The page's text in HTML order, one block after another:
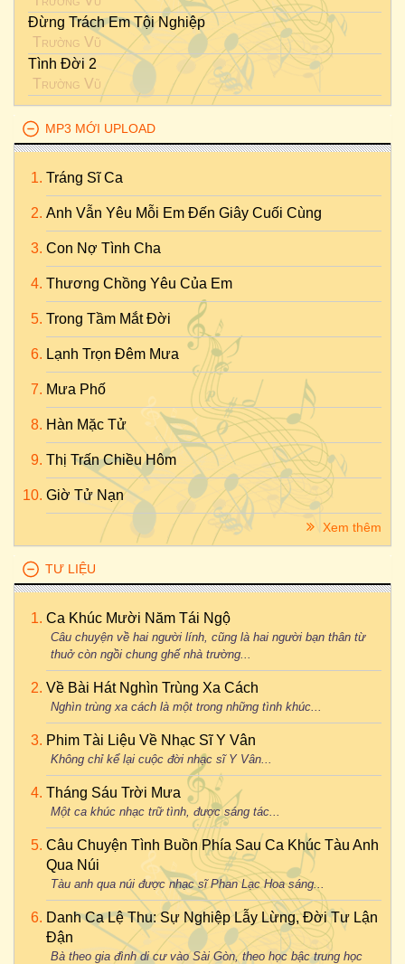
Đừng Trách Em Tội Nghiệp
Trường Vũ
Tình Đời 2
Trường Vũ
MP3 MỚI UPLOAD
Tráng Sĩ Ca
Anh Vẫn Yêu Mỗi Em Đến Giây Cuối Cùng
Con Nợ Tình Cha
Thương Chồng Yêu Của Em
Trong Tầm Mắt Đời
Lạnh Trọn Đêm Mưa
Mưa Phố
Hàn Mặc Tử
Thị Trấn Chiều Hôm
Giờ Tử Nạn
Xem thêm
TƯ LIỆU
Ca Khúc Mười Năm Tái Ngộ
Câu chuyện về hai người lính, cũng là hai người bạn thân từ
thuở còn ngồi chung ghế nhà trường...
Về Bài Hát Nghìn Trùng Xa Cách
Nghìn trùng xa cách là một trong những tình khúc...
Phim Tài Liệu Về Nhạc Sĩ Y Vân
Không chỉ kể lại cuộc đời nhạc sĩ Y Vân...
Tháng Sáu Trời Mưa
Một ca khúc nhạc trữ tình, được sáng tác...
Câu Chuyện Tình Buồn Phía Sau Ca Khúc Tàu Anh
Qua Núi
Tàu anh qua núi được nhạc sĩ Phan Lạc Hoa sáng...
Danh Ca Lệ Thu: Sự Nghiệp Lẫy Lừng, Đời Tư Lận
Đận
Bà theo gia đình di cư vào Sài Gòn, theo học bậc trung học